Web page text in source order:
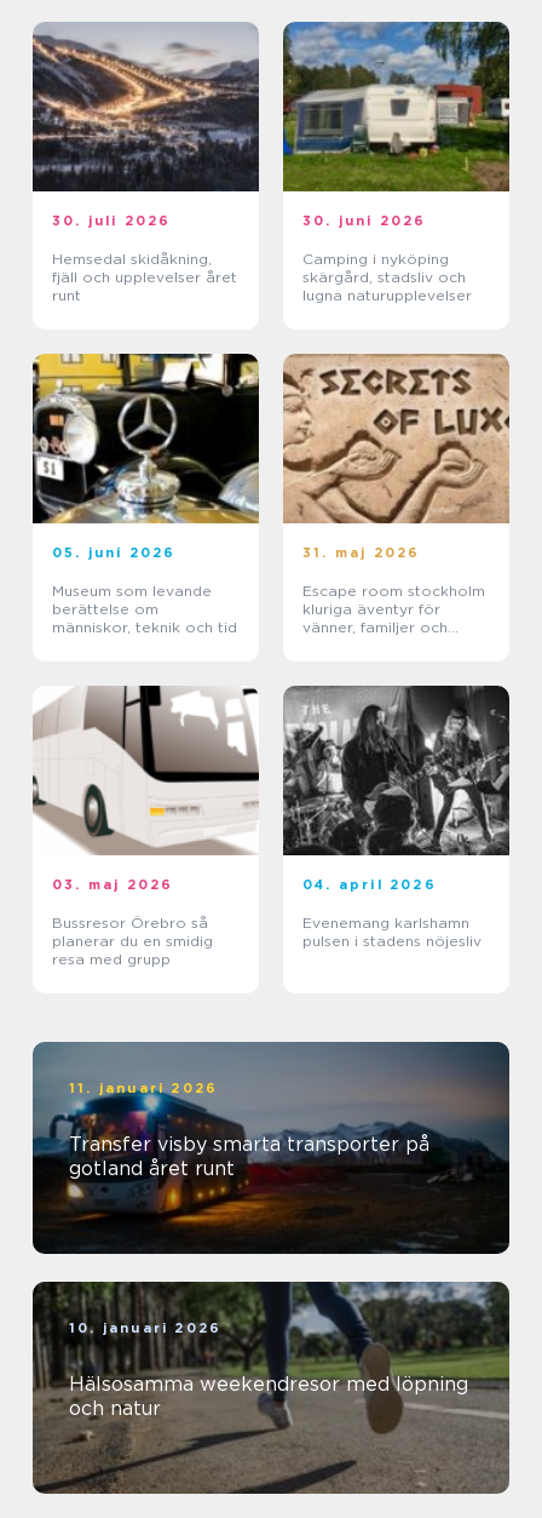
30. juli 2026
Hemsedal skidåkning,
fjäll och upplevelser året
runt
30. juni 2026
Camping i nyköping
skärgård, stadsliv och
lugna naturupplevelser
05. juni 2026
Museum som levande
berättelse om
människor, teknik och tid
31. maj 2026
Escape room stockholm
kluriga äventyr för
vänner, familjer och
03. maj 2026
Bussresor Örebro så
planerar du en smidig
resa med grupp
04. april 2026
Evenemang karlshamn
pulsen i stadens nöjesliv
11. januari 2026
Transfer visby smarta transporter på
gotland året runt
10. januari 2026
Hälsosamma weekendresor med löpning
och natur